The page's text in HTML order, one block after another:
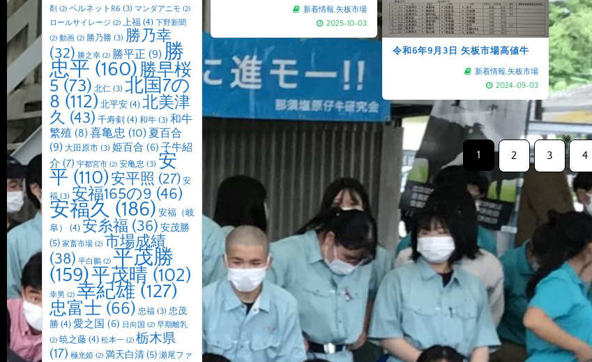
新着情報,矢板市場
2025-10-03
令和6年9月3日 矢板市場高値牛
新着情報,矢板市場
2024-09-03
1 2 3 4
剤 (2) ペルネットR6 (3) マンダアニモ (2)
ロールサイレージ (2) 上福 (4) 下野新聞
(2) 動画 (2) 勝乃勝 (3) 勝乃幸
(32) 勝之幸 (2) 勝平正 (9) 勝
忠平 (160)勝早桜
5 (73) 北仁 (3) 北国7の
8 (112) 北平安 (4) 北美津
久 (43) 千寿剣 (4) 和牛 (3) 和牛
繁殖 (8) 喜亀忠 (10) 夏百合
(9) 大田原市 (3) 姫百合 (6) 子牛紹
介 (7) 宇都宮市 (2) 安亀忠 (3) 安
平 (110)安平照 (27) 安
福(3) 安福165の9 (46)
安福久 (186) 安福（岐
阜）
(4) 安糸福 (36) 安茂勝
(5) 家畜市場 (2) 市場成績
(38) 平白鵬 (2) 平茂勝
(159)平茂晴 (102)
幸男 (2) 幸紀雄 (127)
忠富士 (66) 忠福 (3) 忠茂
勝 (4) 愛之国 (6) 日向国 (2) 早期離乳
(2) 暁之藤 (4) 松本一 (2) 栃木県
(17) 極光姫 (2) 満天白清(5) 瀬尾ファ